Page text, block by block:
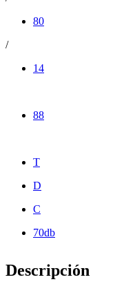
80
/
14
88
T
D
C
70db
Descripción